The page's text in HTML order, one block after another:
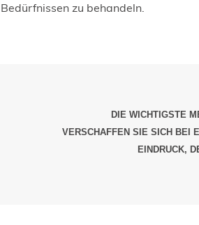
Bedürfnissen zu behandeln.
DIE WICHTIGSTE
VERSCHAFFEN SIE SICH BEI
EINDRUCK,